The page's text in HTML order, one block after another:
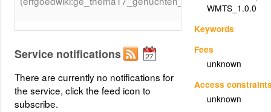
WMTS_1.0.0
Keywords
Fees
unknown
Access
unknown
fl_vennen(erfgoedwiki:fl_vennen)
best_grondgebruik_vlak
Service notifications
There are currently no notifications for
the service, click the feed icon to
subscribe.